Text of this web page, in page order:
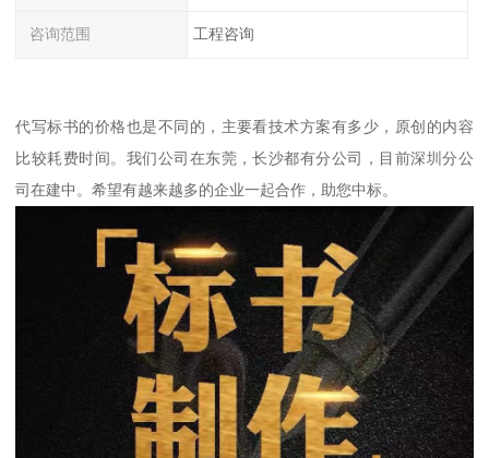
咨询范围 工程咨询
代写标书的价格也是不同的，主要看技术方案有多少，原创的内容
比较耗费时间。我们公司在东莞，长沙都有分公司，目前深圳分公
司在建中。希望有越来越多的企业一起合作，助您中标。